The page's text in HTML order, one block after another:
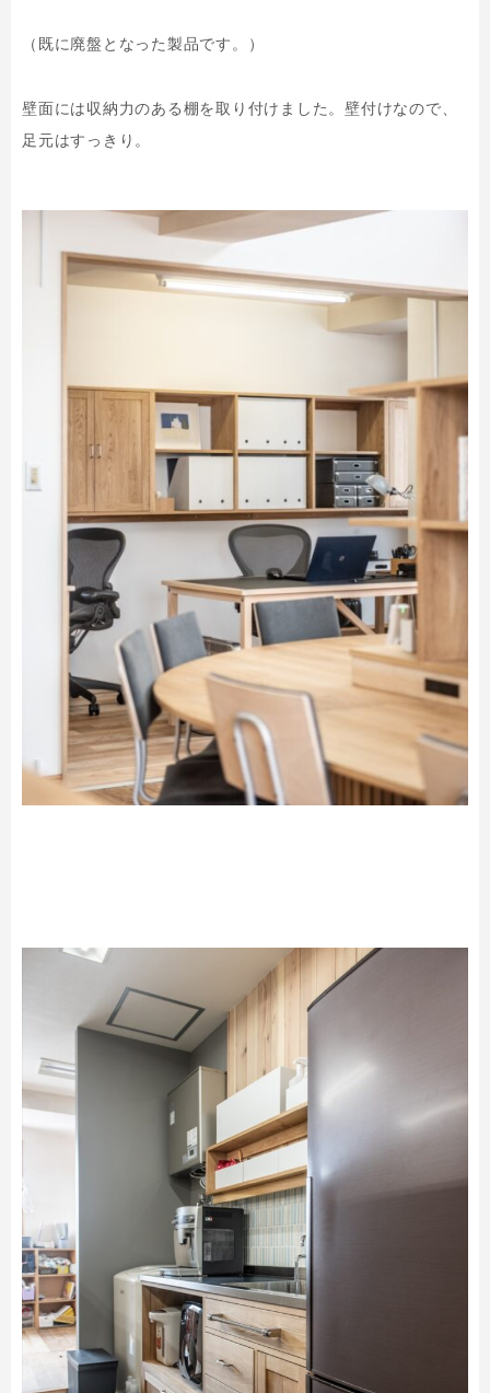
（既に廃盤となった製品です。）
壁面には収納力のある棚を取り付けました。壁付けなので、
足元はすっきり。